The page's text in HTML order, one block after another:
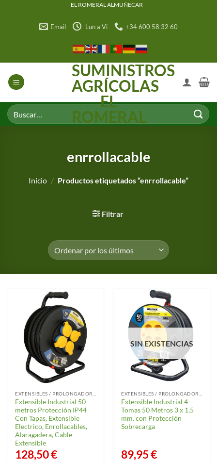
EL ROMERAL ALMUÑECAR
Email Lun a Vi +34 600 58 32 60
SUMINISTROS
AGRÍCOLAS
EL
ROMERAL
Buscar
por:
enrrollacable
Inicio / Productos etiquetados “enrrollacable”
Filtrar
Extensible Industrial 50
metros Protección IP44
Con Tapas, Extensible
Electrico, Enrollacables,
Alaragadera, Cable
Extensible
128,50€
SIN EXISTENCIAS
Extensible Industrial 4
Tomas 50 Metros 3 x 1,5
mm. con Protección
Sobrecarga
89,95€